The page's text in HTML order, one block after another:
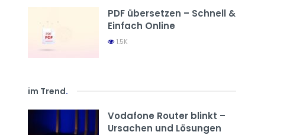
PDF übersetzen – Schnell &
Einfach Online
1.5K
im Trend.
Vodafone Router blinkt –
Ursachen und Lösungen